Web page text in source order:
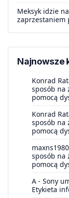
Meksyk idzie
zaprzestaniem
Najnowsze
Konrad
sposób na
pomocą
Konrad
sposób na
pomocą
maxns1980
sposób na
pomocą
A - Sony
Etykieta